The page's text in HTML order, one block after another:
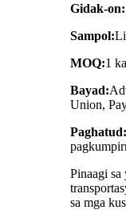
Gidak-on:
Sampol:
MOQ:1
Bayad:
Union,
Paghatud:
Pinaagi sa
sa mga